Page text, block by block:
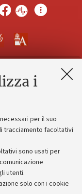
i
per il suo
tracciamento facoltativi
sono usati per
utenti.
solo con i cookie